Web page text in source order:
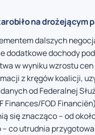
na drożejącym
dalszych
dodatkowe dochody
w wyniku wzrostu
z kręgów koalicji,
od Federalnej
Finances/FOD
się znacząco – od
– co utrudnia